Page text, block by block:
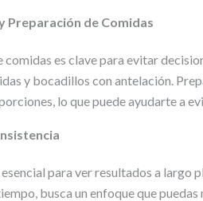
Preparación de Comidas
comidas es clave para evitar
y bocadillos con antelación.
lo que puede ayudarte a
para ver resultados a largo
busca un enfoque que